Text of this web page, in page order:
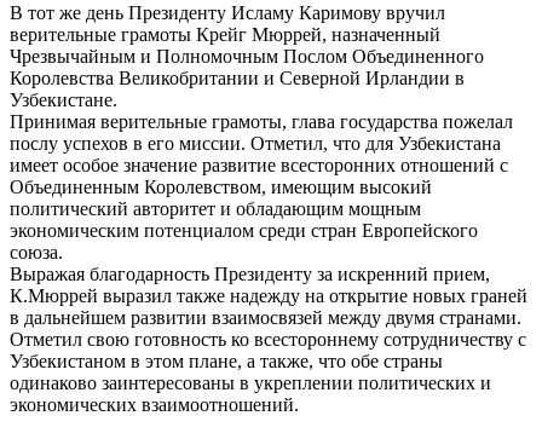
В тот же день Президенту Исламу Каримову вручил
верительные грамоты Крейг Мюррей, назначенный
Чрезвычайным и Полномочным Послом Объединенного
Королевства Великобритании и Северной Ирландии в
Узбекистане.
Принимая верительные грамоты, глава государства пожелал
послу успехов в его миссии. Отметил, что для Узбекистана
имеет особое значение развитие всесторонних отношений с
Объединенным Королевством, имеющим высокий
политический авторитет и обладающим мощным
экономическим потенциалом среди стран Европейского
союза.
Выражая благодарность Президенту за искренний прием,
К.Мюррей выразил также надежду на открытие новых граней
в дальнейшем развитии взаимосвязей между двумя странами.
Отметил свою готовность ко всестороннему сотрудничеству с
Узбекистаном в этом плане, а также, что обе страны
одинаково заинтересованы в укреплении политических и
экономических взаимоотношений.